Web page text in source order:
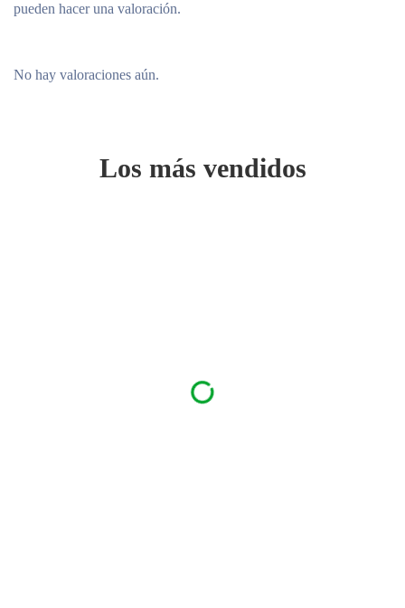
No hay valoraciones aún.
pueden hacer una valoración.
Los más vendidos